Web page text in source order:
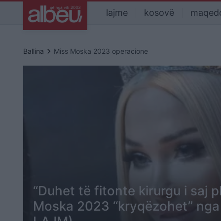
lajme kosovë
Ballina keyboard_arrow_right Miss Moska 2023 operacione
“Duhet të fitonte kirurgu i saj
Moska 2023 “kryqëzohet”